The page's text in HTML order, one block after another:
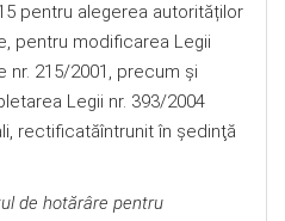
pentru alegerea autorităților
pentru modificarea Legii
nr. 215/2001, precum și
Legii nr. 393/2004
rectificatăîntrunit în şedinţă
de hotărâre pentru